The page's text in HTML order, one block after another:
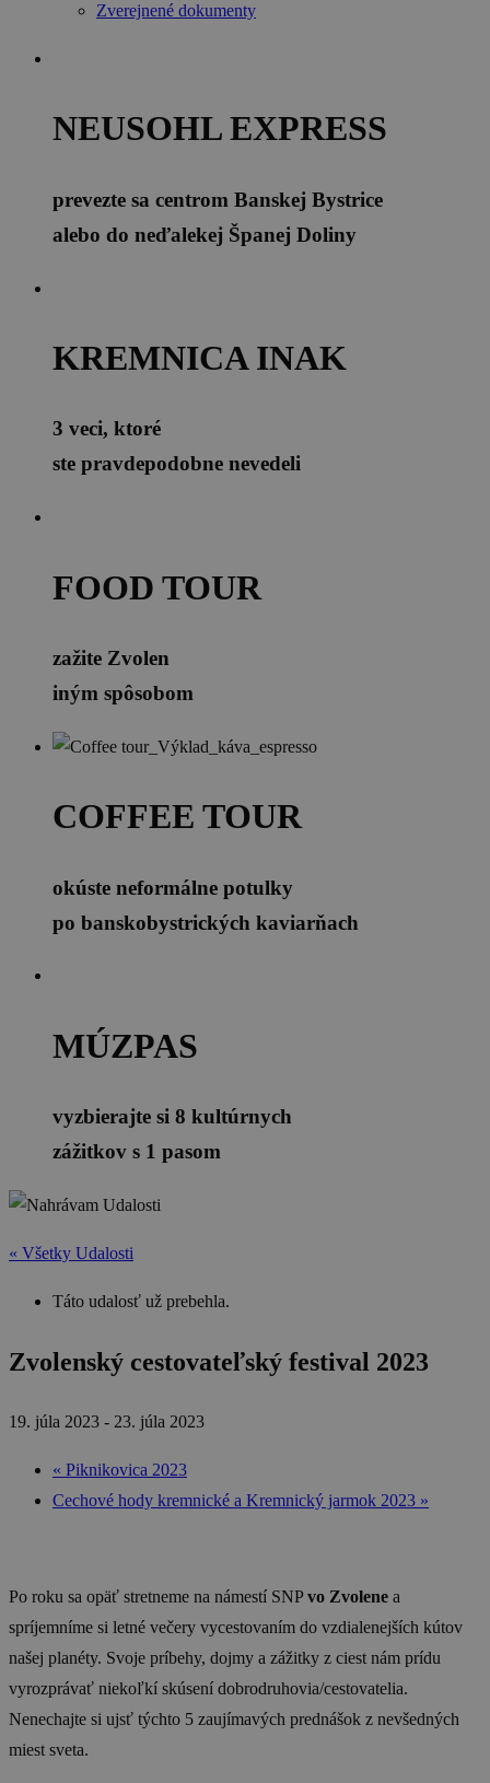
Zverejnené dokumenty
NEUSOHL EXPRESS
prevezte sa centrom Banskej Bystrice
alebo do neďalekej Španej Doliny
KREMNICA INAK
3 veci, ktoré
ste pravdepodobne nevedeli
FOOD TOUR
zažite Zvolen
iným spôsobom
COFFEE TOUR
okúste neformálne potulky
po banskobystrických kaviarňach
MÚZPAS
vyzbierajte si 8 kultúrnych
zážitkov s 1 pasom
« Všetky Udalosti
Táto udalosť už prebehla.
Zvolenský cestovateľský festival 2023
19. júla 2023 - 23. júla 2023
« Piknikovica 2023
Cechové hody kremnické a Kremnický jarmok 2023 »
Po roku sa opäť stretneme na námestí SNPvo Zvolene a
spríjemníme si letné večery vycestovaním do vzdialenejších kútov
našej planéty. Svoje príbehy, dojmy a zážitky z ciest nám prídu
vyrozprávať niekoľkí skúsení dobrodruhovia/cestovatelia.
Nenechajte si ujsť týchto 5 zaujímavých prednášok z nevšedných
miest sveta.